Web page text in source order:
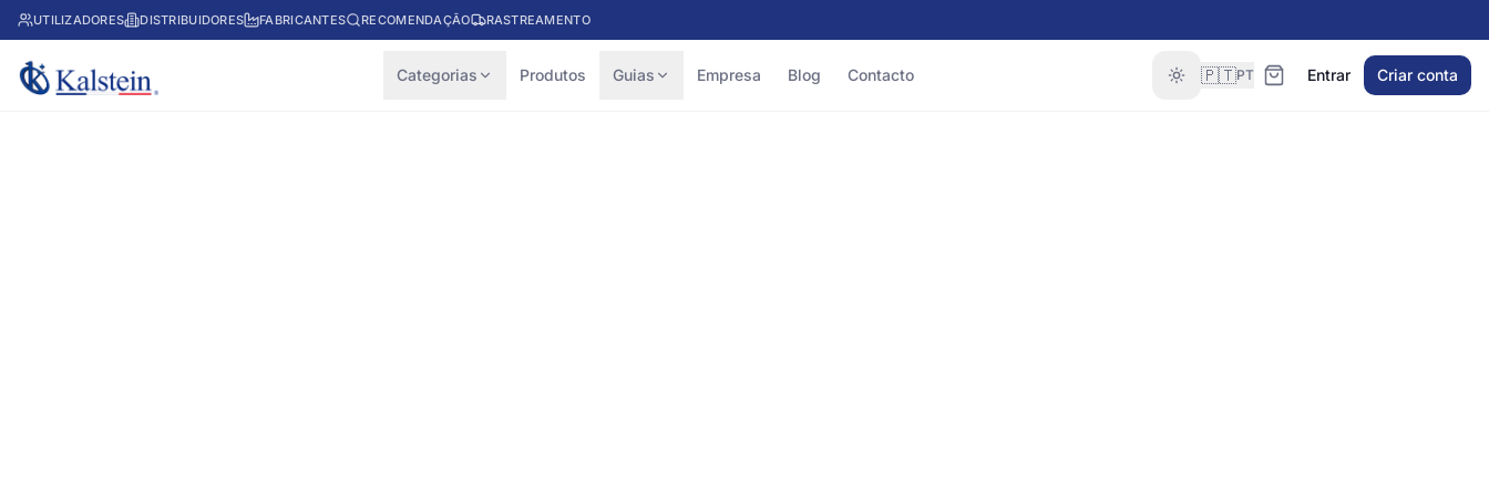
UTILIZADORES DISTRIBUIDORES FABRICANTES RECOMENDAÇÃO RASTREAMENTO
Categorias Produtos Guias Empresa Blog Contacto 🇵🇹PT Entrar Criar conta